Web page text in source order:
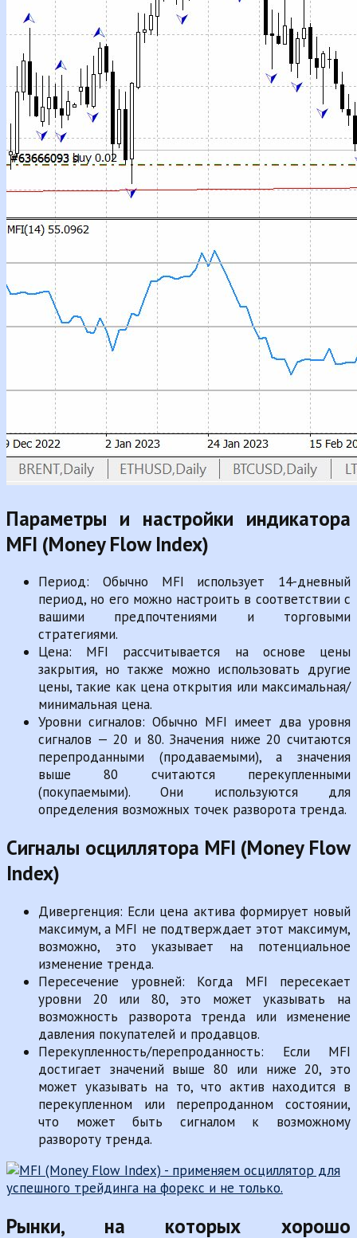
Параметры и настройки индикатора
MFI (Money Flow Index)
Период: Обычно MFI использует 14-дневный
период, но его можно настроить в соответствии с
вашими предпочтениями и торговыми
стратегиями.
Цена: MFI рассчитывается на основе цены
закрытия, но также можно использовать другие
цены, такие как цена открытия или максимальная/
минимальная цена.
Уровни сигналов: Обычно MFI имеет два уровня
сигналов — 20 и 80. Значения ниже 20 считаются
перепроданными (продаваемыми), а значения
выше 80 считаются перекупленными
(покупаемыми). Они используются для
определения возможных точек разворота тренда.
Сигналы осциллятора MFI (Money Flow
Index)
Дивергенция: Если цена актива формирует новый
максимум, а MFI не подтверждает этот максимум,
возможно, это указывает на потенциальное
изменение тренда.
Пересечение уровней: Когда MFI пересекает
уровни 20 или 80, это может указывать на
возможность разворота тренда или изменение
давления покупателей и продавцов.
Перекупленность/перепроданность: Если MFI
достигает значений выше 80 или ниже 20, это
может указывать на то, что актив находится в
перекупленном или перепроданном состоянии,
что может быть сигналом к возможному
развороту тренда.
Рынки, на которых хорошо